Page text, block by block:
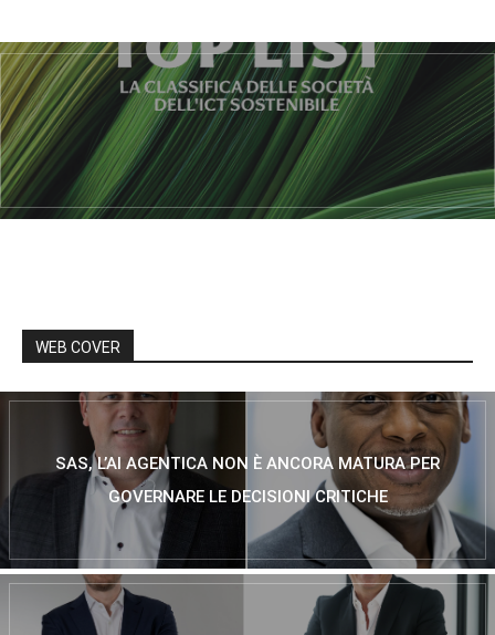
WEB COVER
SAS, L’AI AGENTICA NON È ANCORA MATURA PER
GOVERNARE LE DECISIONI CRITICHE